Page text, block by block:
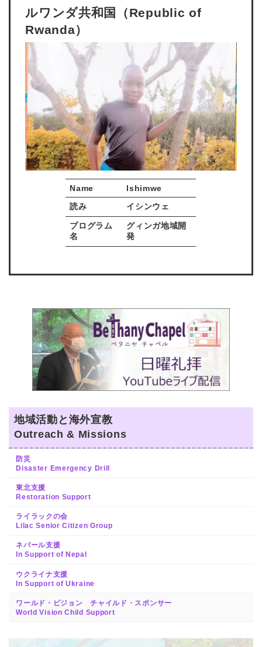
ルワンダ共和国（Republic of
Rwanda）
Name
Ishimwe
読み
イシンウェ
プログラム
名
グィンガ地域開
発
地域活動と海外宣教
Outreach & Missions
防災
Disaster Emergency Drill
東北支援
Restoration Support
ライラックの会
Lilac Senior Citizen Group
ネパール支援
In Support of Nepal
ウクライナ支援
In Support of Ukraine
ワールド・ビジョン チャイルド・スポンサー
World Vision Child Support